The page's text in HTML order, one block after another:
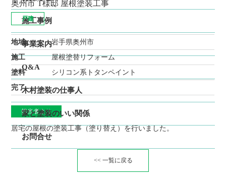
施工事例
事業案内
Q&A
木村塗装の仕事人
家と塗装のいい関係
お問合せ
奥州市 T様邸 屋根塗装工事
戸建
地域
岩手県奥州市
施工
屋根塗替リフォーム
塗料
シリコン系トタンペイント
完了
担当者より
居宅の屋根の塗装工事（塗り替え）を行いました。
<< 一覧に戻る